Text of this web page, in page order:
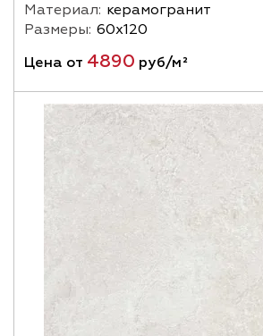
Материал: керамогранит
Размеры: 60х120
Цена от 4890 руб/м²